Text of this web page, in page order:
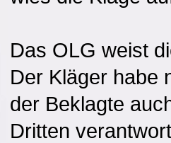
Das OLG weist
Der Kläger habe
der Beklagte
Dritten